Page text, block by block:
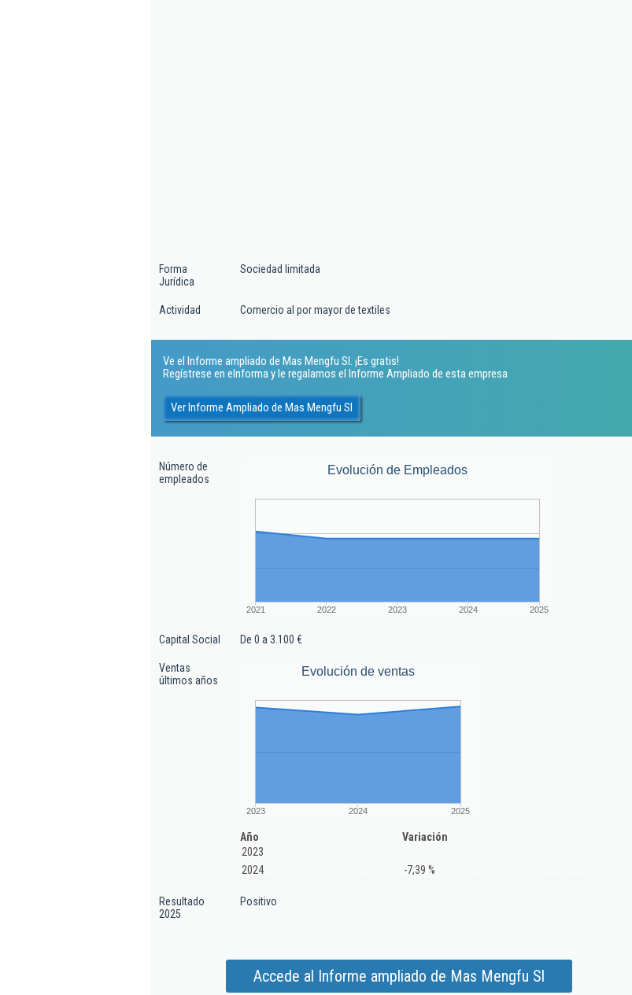
Forma
Jurídica
Sociedad limitada
Actividad Comercio al por mayor de textiles
Ve el Informe ampliado de Mas Mengfu Sl. ¡Es gratis!
Regístrese en eInforma y le regalamos el Informe Ampliado de esta empresa
Ver Informe Ampliado de Mas Mengfu Sl
Número de
empleados
Evolución de Empleados
2021 2022 2023 2024 2025
Capital Social De 0 a 3.100 €
Ventas
últimos años
Evolución de ventas
2023 2024 2025
Año
Variación
2023
2024
-7,39 %
Resultado
2025
Positivo
Accede al Informe ampliado de Mas Mengfu Sl